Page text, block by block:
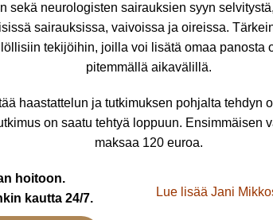
sekä neurologisten sairauksien syyn
sairauksissa, vaivoissa ja oireissa.
tekijöihin, joilla voi lisätä omaa panosta
pitemmällä aikavälillä.
haastattelun ja tutkimuksen pohjalta tehdyn
on saatu tehtyä loppuun. Ensimmäisen
maksaa 120 euroa.
hoitoon.
kautta 24/7.
Lue lisää Jani